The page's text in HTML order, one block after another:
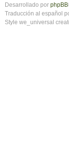
Desarrollado por phpBB
Traducción al español
Style we_universal